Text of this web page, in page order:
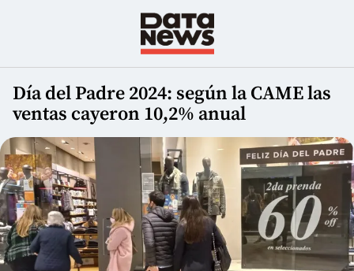
Día del Padre 2024: según la CAME las
ventas cayeron 10,2% anual